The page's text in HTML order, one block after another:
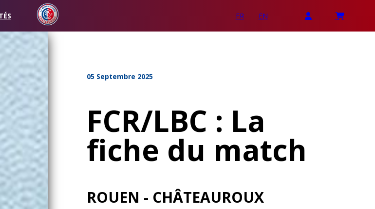
FR EN
05 Septembre 2025
FCR/LBC : La
fiche du match
ROUEN - CHÂTEAUROUX